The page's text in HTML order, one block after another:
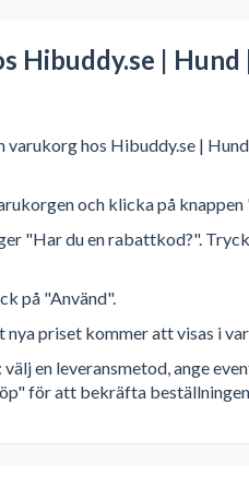
Hibuddy.se |
varukorg hos Hibuddy.se |
och klicka på knappen
"Har du en rabattkod?".
på "Använd".
priset kommer att visas i
en leveransmetod, ange
för att bekräfta